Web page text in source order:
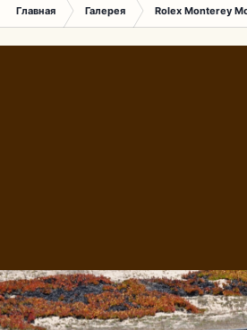
Главная Галерея Rolex Monterey